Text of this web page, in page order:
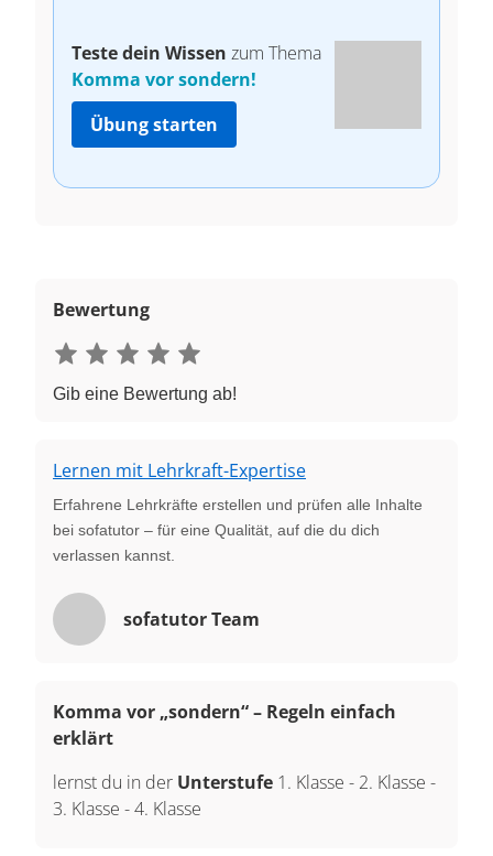
Teste dein Wissen zum Thema
Komma vor sondern!
Übung starten
Bewertung
Gib eine Bewertung ab!
Lernen mit Lehrkraft-Expertise
Erfahrene Lehrkräfte erstellen und prüfen alle Inhalte
bei sofatutor – für eine Qualität, auf die du dich
verlassen kannst.
sofatutor Team
Komma vor „sondern“ – Regeln einfach
erklärt
lernst du in der Unterstufe 1. Klasse - 2. Klasse -
3. Klasse -4. Klasse